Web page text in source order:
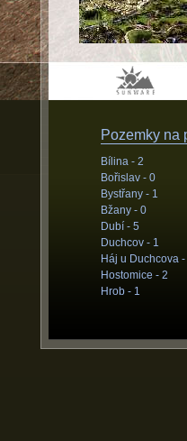
Pozemky na
Bílina - 2
Bořislav - 0
Bystřany - 1
Bžany - 0
Dubí - 5
Duchcov - 1
Háj u Duchcova -
Hostomice - 2
Hrob - 1